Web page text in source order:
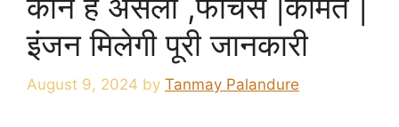
इंजन मिलेगी पूरी जानकारी
August 9, 2024 by Tanmay Palandure